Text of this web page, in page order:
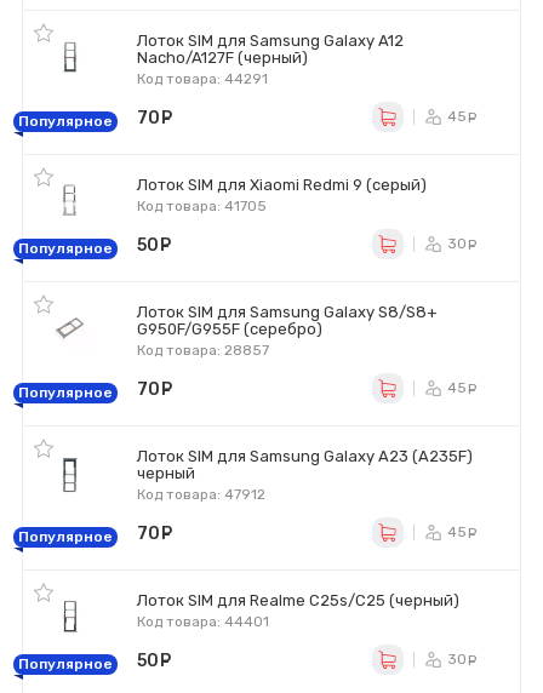
Лоток SIM для Samsung Galaxy A12
Nacho/A127F (черный)
Код товара: 44291
Популярное 70 45
Лоток SIM для Xiaomi Redmi 9 (серый)
Код товара: 41705
Популярное 50 30
Лоток SIM для Samsung Galaxy S8/S8+
G950F/G955F (серебро)
Код товара: 28857
Популярное 70 45
Лоток SIM для Samsung Galaxy A23 (A235F)
черный
Код товара: 47912
Популярное 70 45
Лоток SIM для Realme C25s/C25 (черный)
Код товара: 44401
Популярное 50 30